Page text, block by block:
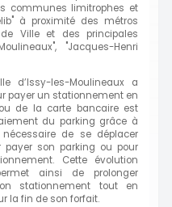
communes limitrophes et
à proximité des métros
Ville et des principales
"Jacques-Henri
d’Issy-les-Moulineaux a
payer un stationnement en
de la carte bancaire est
du parking grâce à
de se déplacer
payer son parking ou pour
Cette évolution
ainsi de prolonger
stationnement tout en
la fin de son forfait.